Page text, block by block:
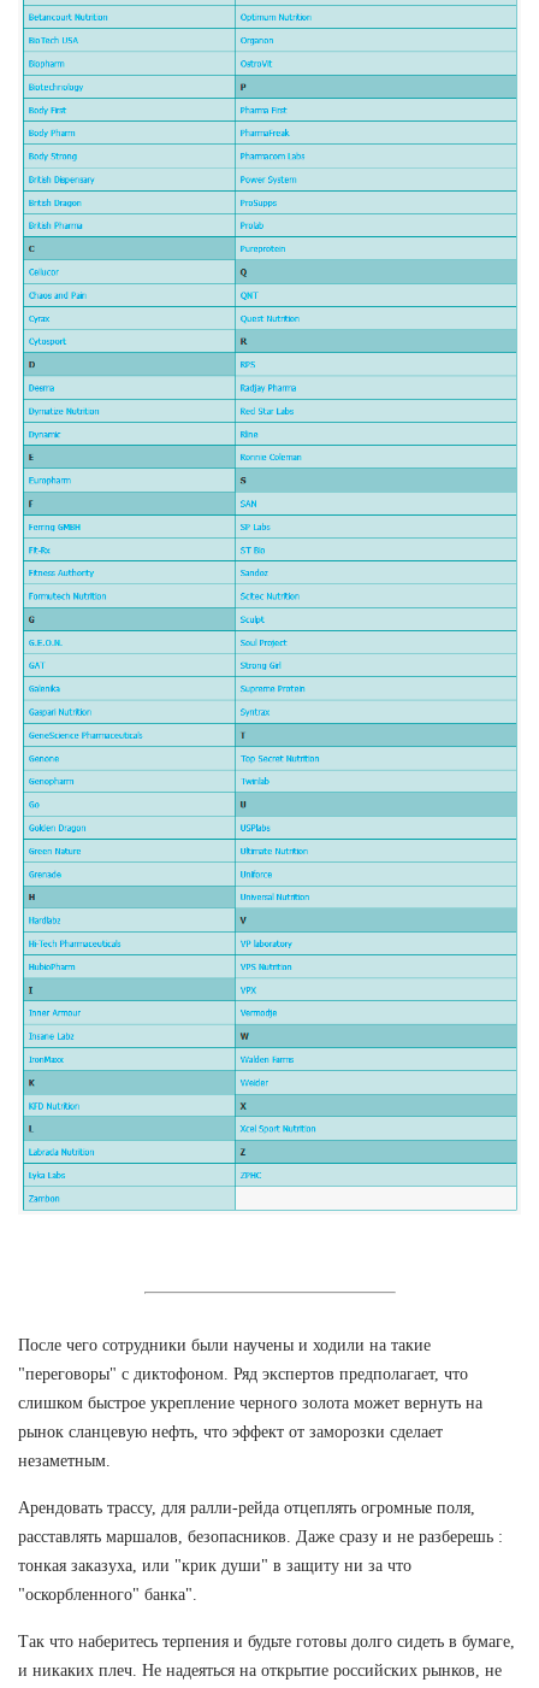
После чего сотрудники были научены и ходили на такие
"переговоры" с диктофоном. Ряд экспертов предполагает, что
слишком быстрое укрепление черного золота может вернуть на
рынок сланцевую нефть, что эффект от заморозки сделает
незаметным.
Арендовать трассу, для ралли-рейда отцеплять огромные поля,
расставлять маршалов, безопасников. Даже сразу и не разберешь :
тонкая заказуха, или "крик души" в защиту ни за что
"оскорбленного" банка".
Так что наберитесь терпения и будьте готовы долго сидеть в бумаге,
и никаких плеч. Не надеяться на открытие российских рынков, не